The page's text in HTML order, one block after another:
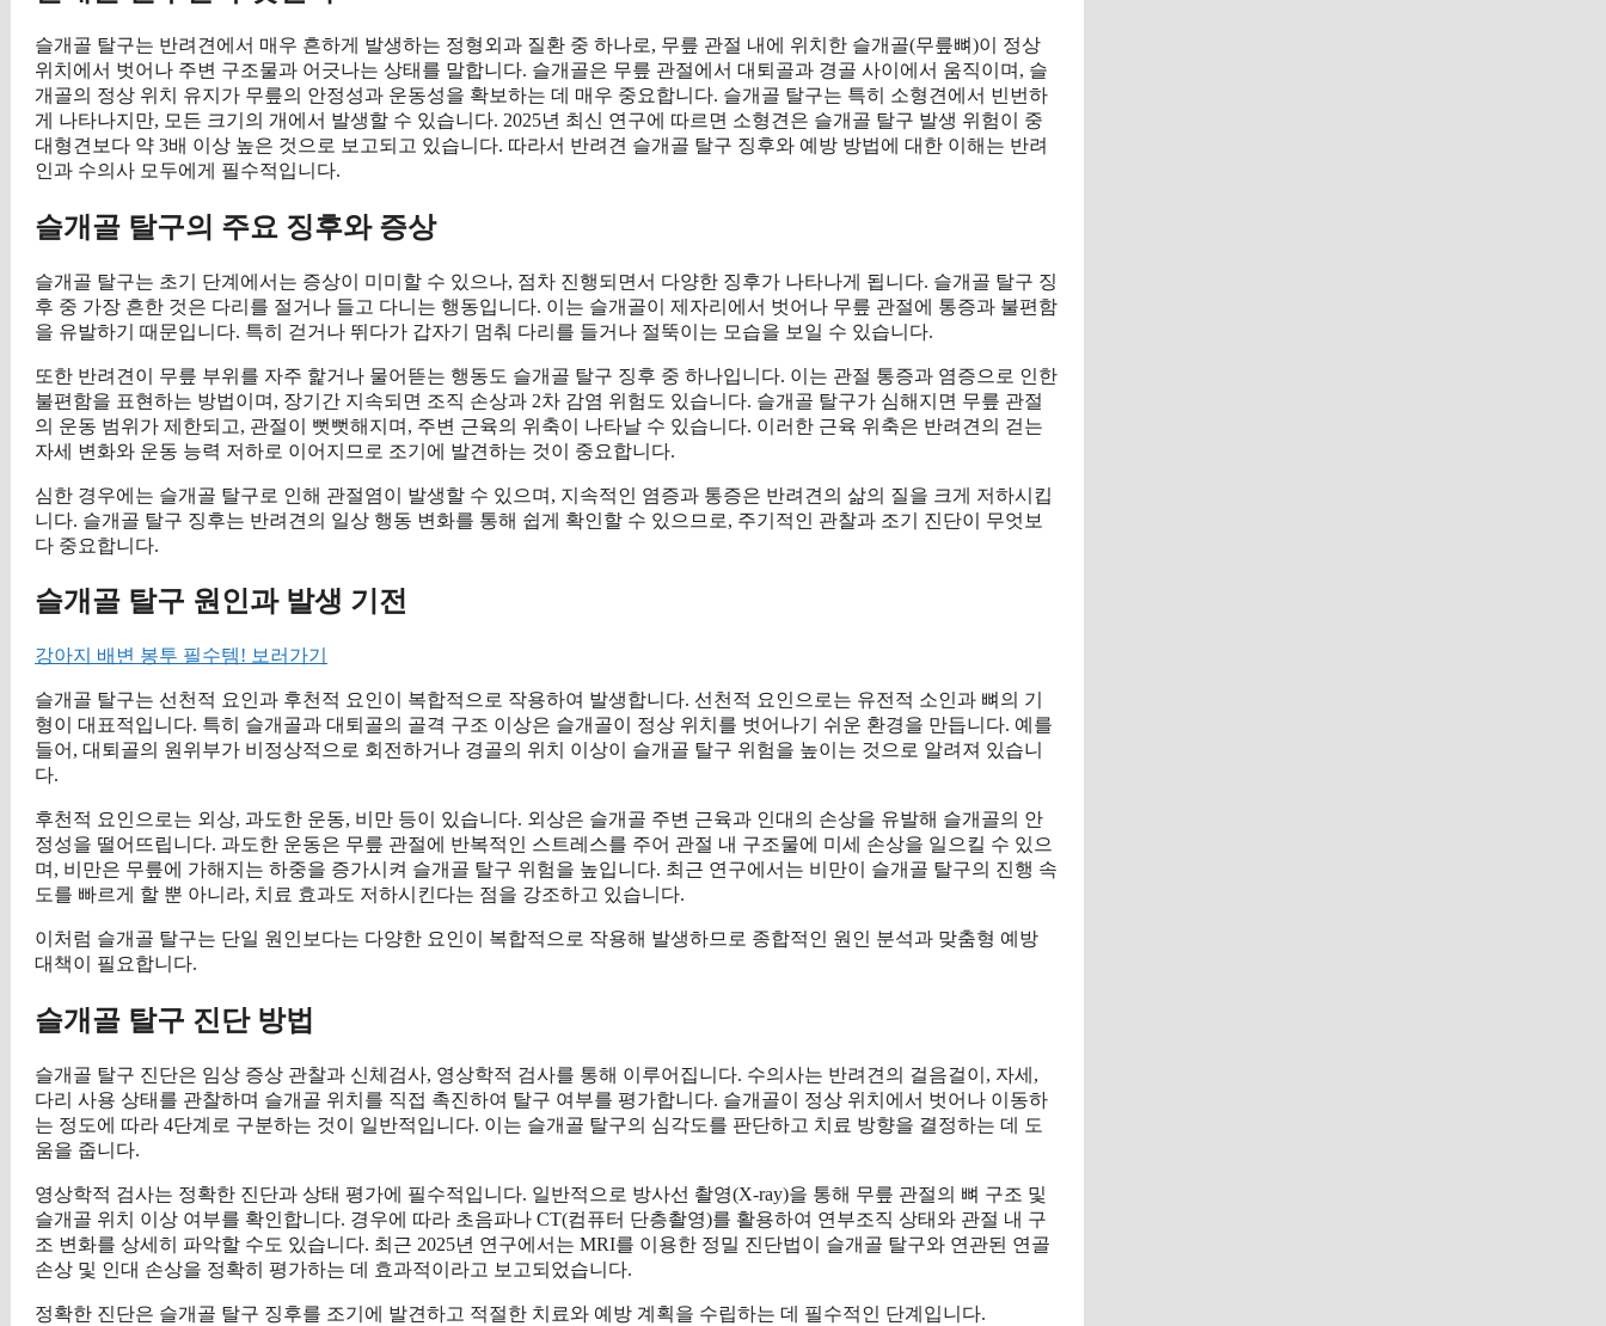
슬개골 탈구는 반려견에서 매우 흔하게 발생하는 정형외과 질환 중 하나로, 무릎 관절 내에 위치한 슬개골(무릎뼈)이 정상
위치에서 벗어나 주변 구조물과 어긋나는 상태를 말합니다. 슬개골은 무릎 관절에서 대퇴골과 경골 사이에서 움직이며, 슬
개골의 정상 위치 유지가 무릎의 안정성과 운동성을 확보하는 데 매우 중요합니다. 슬개골 탈구는 특히 소형견에서 빈번하
게 나타나지만, 모든 크기의 개에서 발생할 수 있습니다. 2025년 최신 연구에 따르면 소형견은 슬개골 탈구 발생 위험이 중
대형견보다 약 3배 이상 높은 것으로 보고되고 있습니다. 따라서 반려견 슬개골 탈구 징후와 예방 방법에 대한 이해는 반려
인과 수의사 모두에게 필수적입니다.
슬개골 탈구의 주요 징후와 증상
슬개골 탈구는 초기 단계에서는 증상이 미미할 수 있으나, 점차 진행되면서 다양한 징후가 나타나게 됩니다. 슬개골 탈구 징
후 중 가장 흔한 것은 다리를 절거나 들고 다니는 행동입니다. 이는 슬개골이 제자리에서 벗어나 무릎 관절에 통증과 불편함
을 유발하기 때문입니다. 특히 걷거나 뛰다가 갑자기 멈춰 다리를 들거나 절뚝이는 모습을 보일 수 있습니다.
또한 반려견이 무릎 부위를 자주 핥거나 물어뜯는 행동도 슬개골 탈구 징후 중 하나입니다. 이는 관절 통증과 염증으로 인한
불편함을 표현하는 방법이며, 장기간 지속되면 조직 손상과 2차 감염 위험도 있습니다. 슬개골 탈구가 심해지면 무릎 관절
의 운동 범위가 제한되고, 관절이 뻣뻣해지며, 주변 근육의 위축이 나타날 수 있습니다. 이러한 근육 위축은 반려견의 걷는
자세 변화와 운동 능력 저하로 이어지므로 조기에 발견하는 것이 중요합니다.
심한 경우에는 슬개골 탈구로 인해 관절염이 발생할 수 있으며, 지속적인 염증과 통증은 반려견의 삶의 질을 크게 저하시킵
니다. 슬개골 탈구 징후는 반려견의 일상 행동 변화를 통해 쉽게 확인할 수 있으므로, 주기적인 관찰과 조기 진단이 무엇보
다 중요합니다.
슬개골 탈구 원인과 발생 기전
강아지 배변 봉투 필수템! 보러가기
슬개골 탈구는 선천적 요인과 후천적 요인이 복합적으로 작용하여 발생합니다. 선천적 요인으로는 유전적 소인과 뼈의 기
형이 대표적입니다. 특히 슬개골과 대퇴골의 골격 구조 이상은 슬개골이 정상 위치를 벗어나기 쉬운 환경을 만듭니다. 예를
들어, 대퇴골의 원위부가 비정상적으로 회전하거나 경골의 위치 이상이 슬개골 탈구 위험을 높이는 것으로 알려져 있습니
다.
후천적 요인으로는 외상, 과도한 운동, 비만 등이 있습니다. 외상은 슬개골 주변 근육과 인대의 손상을 유발해 슬개골의 안
정성을 떨어뜨립니다. 과도한 운동은 무릎 관절에 반복적인 스트레스를 주어 관절 내 구조물에 미세 손상을 일으킬 수 있으
며, 비만은 무릎에 가해지는 하중을 증가시켜 슬개골 탈구 위험을 높입니다. 최근 연구에서는 비만이 슬개골 탈구의 진행 속
도를 빠르게 할 뿐 아니라, 치료 효과도 저하시킨다는 점을 강조하고 있습니다.
이처럼 슬개골 탈구는 단일 원인보다는 다양한 요인이 복합적으로 작용해 발생하므로 종합적인 원인 분석과 맞춤형 예방
대책이 필요합니다.
슬개골 탈구 진단 방법
슬개골 탈구 진단은 임상 증상 관찰과 신체검사, 영상학적 검사를 통해 이루어집니다. 수의사는 반려견의 걸음걸이, 자세,
다리 사용 상태를 관찰하며 슬개골 위치를 직접 촉진하여 탈구 여부를 평가합니다. 슬개골이 정상 위치에서 벗어나 이동하
는 정도에 따라 4단계로 구분하는 것이 일반적입니다. 이는 슬개골 탈구의 심각도를 판단하고 치료 방향을 결정하는 데 도
움을 줍니다.
영상학적 검사는 정확한 진단과 상태 평가에 필수적입니다. 일반적으로 방사선 촬영(X-ray)을 통해 무릎 관절의 뼈 구조 및
슬개골 위치 이상 여부를 확인합니다. 경우에 따라 초음파나 CT(컴퓨터 단층촬영)를 활용하여 연부조직 상태와 관절 내 구
조 변화를 상세히 파악할 수도 있습니다. 최근 2025년 연구에서는 MRI를 이용한 정밀 진단법이 슬개골 탈구와 연관된 연골
손상 및 인대 손상을 정확히 평가하는 데 효과적이라고 보고되었습니다.
정확한 진단은 슬개골 탈구 징후를 조기에 발견하고 적절한 치료와 예방 계획을 수립하는 데 필수적인 단계입니다.